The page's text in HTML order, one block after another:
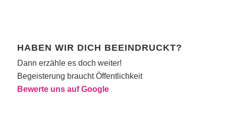
HABEN WIR DICH BEEINDRUCKT?
Dann erzähle es doch weiter!
Begeisterung braucht Öffentlichkeit
Bewerte uns auf Google